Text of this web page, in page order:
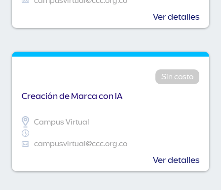
Ver detalles
Sin costo
Creación de Marca con IA
Campus Virtual
campusvirtual@ccc.org.co
Ver detalles